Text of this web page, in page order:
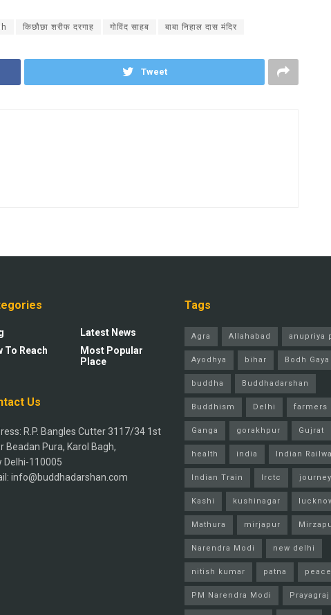
किछौछा शरीफ दरगाह गोविंद साहब बाबा निहाल दास मंदिर
Tweet
To Reach
Latest News
Most Popular
Place
Us
R.P. Bangles Cutter 3117/34 1st
Beadan Pura, Karol Bagh,
Delhi-110005
info@buddhadarshan.com
Tags
Agra Allahabad anupriya
Ayodhya bihar Bodh Gaya
buddha Buddhadarshan
Buddhism Delhi farmers
Ganga gorakhpur Gujrat
health india Indian
Indian Train Irctc journey
Kashi kushinagar
Mathura mirjapur
Narendra Modi new delhi
nitish kumar patna peace
PM Narendra Modi Prayagraj